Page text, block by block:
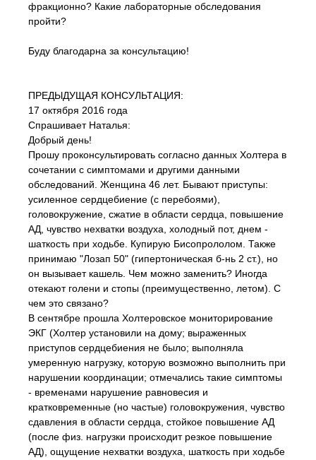
фракционно? Какие лабораторные обследования
пройти?
Буду благодарна за консультацию!
ПРЕДЫДУЩАЯ КОНСУЛЬТАЦИЯ:
17 октября 2016 года
Спрашивает Наталья:
Добрый день!
Прошу проконсультировать согласно данных Холтера в
сочетании с симптомами и другими данными
обследований. Женщина 46 лет. Бывают приступы:
усиленное сердцебиение (с перебоями),
головокружение, сжатие в области сердца, повышение
АД, чувство нехватки воздуха, холодный пот, днем -
шаткость при ходьбе. Купирую Бисопрололом. Также
принимаю "Лозап 50" (гипертоническая б-нь 2 ст.), но
он вызывает кашель. Чем можно заменить? Иногда
отекают голени и стопы (преимущественно, летом). С
чем это связано?
В сентябре прошла Холтеровское мониторирование
ЭКГ (Холтер установили на дому; выраженных
приступов сердцебиения не было; выполняла
умеренную нагрузку, которую возможно выполнить при
нарушении координации; отмечались такие симптомы
- временами нарушение равновесия и
кратковременные (но частые) головокружения, чувство
сдавления в области сердца, стойкое повышение АД
(после физ. нагрузки происходит резкое повышение
АД), ощущение нехватки воздуха, шаткость при ходьбе